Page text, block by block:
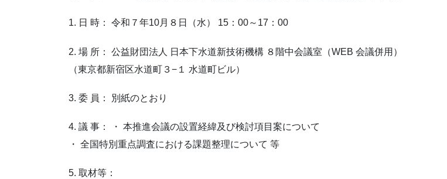
1. 日 時： 令和７年10月８日（水） 15：00～17：00
2. 場 所： 公益財団法人 日本下水道新技術機構 ８階中会議室（WEB 会議併用）
（東京都新宿区水道町３−１ 水道町ビル）
3. 委 員： 別紙のとおり
4. 議 事： ・ 本推進会議の設置経緯及び検討項目案について
・ 全国特別重点調査における課題整理について 等
5. 取材等：